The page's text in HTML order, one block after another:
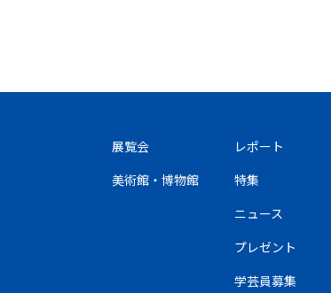
展覧会
美術館・博物館
レポート
特集
ニュース
プレゼント
学芸員募集